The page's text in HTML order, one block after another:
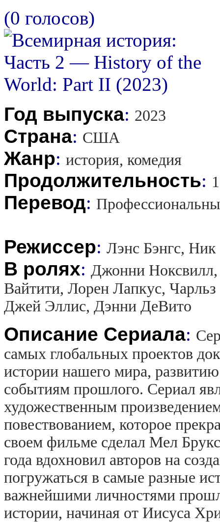
(0 голосов)
Год выпуска: 2023
Страна: США
Жанр: история, комедия
Продолжительность:
Перевод:
Режиссер: Лэнс Бэнгс,
В ролях: Джонни Ноксвилл,
Вайтити, Лорен Лапкус,
Джей Эллис, Дэнни ДеВито
Описание Сериала:
самых глобальных проектов
истории нашего мира,
событиям прошлого. Сериал
художественным
повествованием, которое
своем фильме сделал Мел
года вдохновил авторов на
погружаться в самые разные
важнейшими личностями
истории, начиная от Иисуса